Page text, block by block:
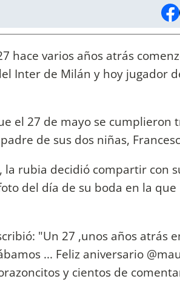
hace varios años atrás
Inter de Milán y hoy jugador
el 27 de mayo se cumplieron
de sus dos niñas,
rubia decidió compartir con
del día de su boda en la que
"Un 27 ,unos años atrás
... Feliz aniversario
y cientos de